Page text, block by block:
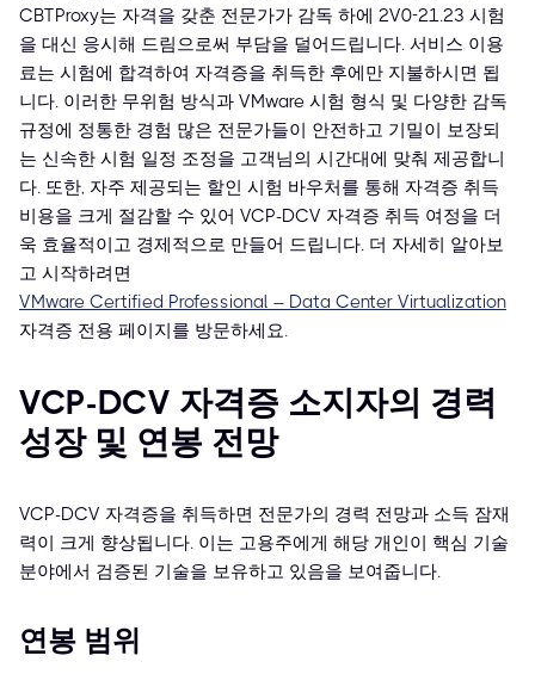
CBTProxy는 자격을 갖춘 전문가가 감독 하에 2V0-21.23 시험
을 대신 응시해 드림으로써 부담을 덜어드립니다. 서비스 이용
료는 시험에 합격하여 자격증을 취득한 후에만 지불하시면 됩
니다. 이러한 무위험 방식과 VMware 시험 형식 및 다양한 감독
규정에 정통한 경험 많은 전문가들이 안전하고 기밀이 보장되
는 신속한 시험 일정 조정을 고객님의 시간대에 맞춰 제공합니
다. 또한, 자주 제공되는 할인 시험 바우처를 통해 자격증 취득
비용을 크게 절감할 수 있어 VCP-DCV 자격증 취득 여정을 더
욱 효율적이고 경제적으로 만들어 드립니다. 더 자세히 알아보
고 시작하려면
VMware Certified Professional – Data Center Virtualization
자격증 전용 페이지를 방문하세요.
VCP-DCV 자격증 소지자의 경력
성장 및 연봉 전망
VCP-DCV 자격증을 취득하면 전문가의 경력 전망과 소득 잠재
력이 크게 향상됩니다. 이는 고용주에게 해당 개인이 핵심 기술
분야에서 검증된 기술을 보유하고 있음을 보여줍니다.
연봉 범위